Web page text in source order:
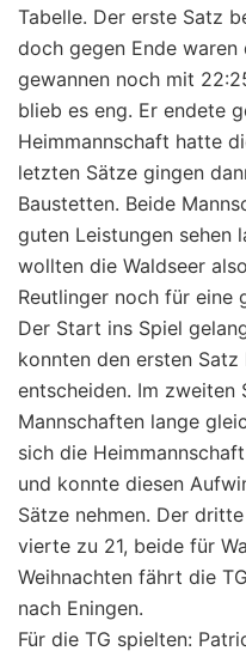
Tabelle. Der erste Satz
doch gegen Ende
gewannen noch mit
blieb es eng. Er endete
Heimmannschaft hatte
letzten Sätze gingen
Baustetten. Beide
guten Leistungen sehen
wollten die Waldseer
Reutlinger noch für eine
Der Start ins Spiel
konnten den ersten
entscheiden. Im zweiten
Mannschaften lange
sich die
und konnte diesen
Sätze nehmen. Der
vierte zu 21, beide für
Weihnachten fährt die
nach Eningen.
Für die TG spielten: